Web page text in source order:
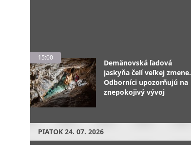
15:00
Demänovská ľadová
jaskyňa čelí veľkej zmene.
Odborníci upozorňujú na
znepokojivý vývoj
PIATOK 24. 07. 2026